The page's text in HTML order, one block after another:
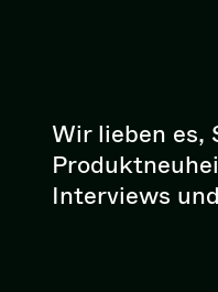
Wir lieben es,
Interviews